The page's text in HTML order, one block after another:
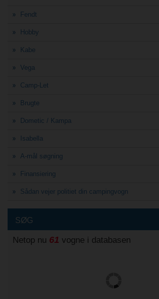
Fendt
Hobby
Kabe
Vega
Camp-Let
Brugte
Dometic / Kampa
Isabella
A-mål søgning
Finansiering
Sådan vejer politiet din campingvogn
SØG
Netop nu 61 vogne i databasen